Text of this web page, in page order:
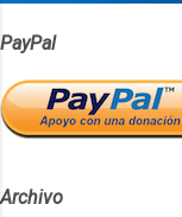
PayPal
Archivo